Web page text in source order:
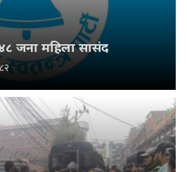
जना महिला सासंद